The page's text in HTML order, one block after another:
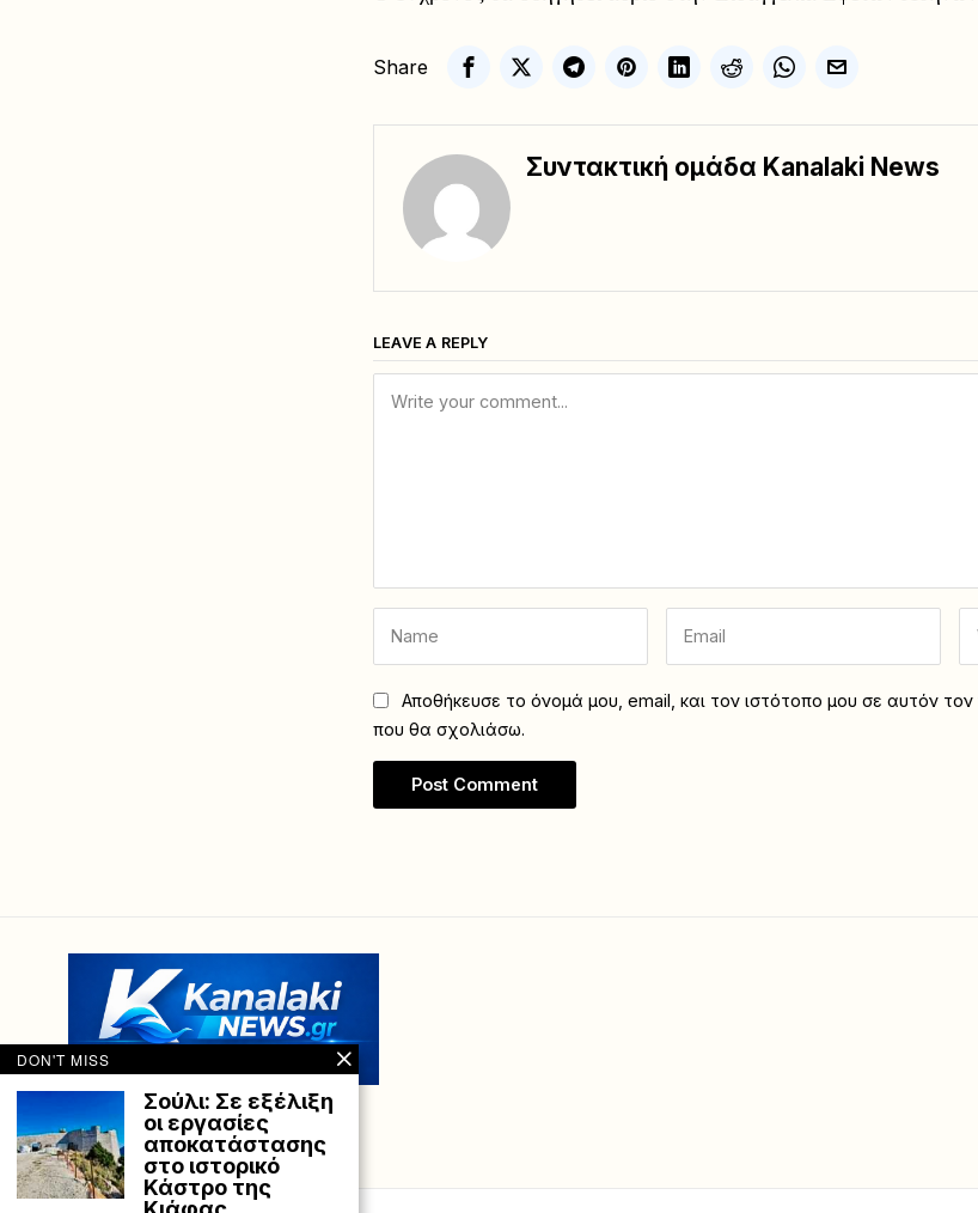
Share
Συντακτική ομάδα Kanalaki News
LEAVE A REPLY
Αποθήκευσε το όνομά μου, email, και τον ιστότοπο μου σε αυτόν
που θα σχολιάσω.
DON'T MISS
Σούλι: Σε εξέλιξη
οι εργασίες
αποκατάστασης
στο ιστορικό
Κάστρο της